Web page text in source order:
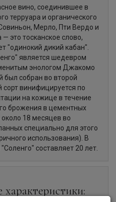
вино, соединившее в
терруара и органического
Мерло, Пти Вердо и
это тосканское слово,
"одинокий дикий кабан".
является шедевром
энологом Джакомо
был собран во второй
винифицируется по
на кожице в течение
брожения в цементных
18 месяцев во
специально для этого
использования). В
составляет 20 лет.